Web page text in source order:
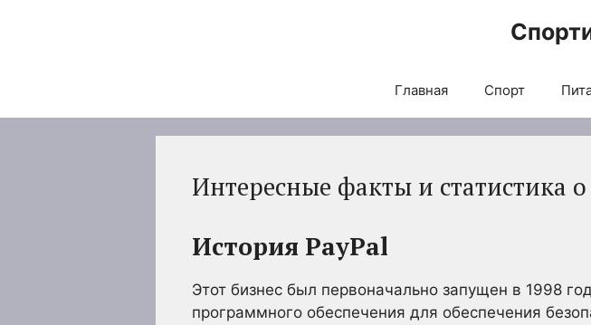
Главная Спорт
Интересные факты и статистика
История PayPal
Этот бизнес был первоначально запущен в 1998
программного обеспечения для обеспечения